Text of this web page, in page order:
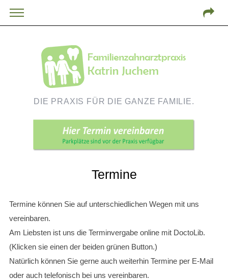
DIE PRAXIS FÜR DIE GANZE FAMILIE.
Termine
Termine können Sie auf unterschiedlichen Wegen mit uns
vereinbaren.
Am Liebsten ist uns die Terminvergabe online mit DoctoLib.
(Klicken sie einen der beiden grünen Button.)
Natürlich können Sie gerne auch weiterhin Termine per E-Mail
oder auch telefonisch bei uns vereinbaren.